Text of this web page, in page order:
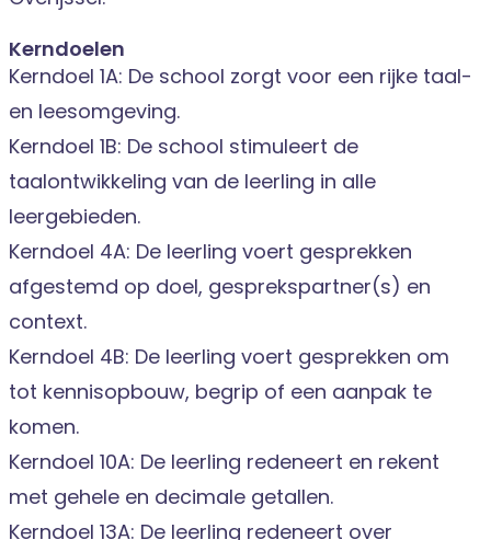
Kerndoelen
Kerndoel 1A: De school zorgt voor een rijke taal-
en leesomgeving.
Kerndoel 1B: De school stimuleert de
taalontwikkeling van de leerling in alle
leergebieden.
Kerndoel 4A: De leerling voert gesprekken
afgestemd op doel, gesprekspartner(s) en
context.
Kerndoel 4B: De leerling voert gesprekken om
tot kennisopbouw, begrip of een aanpak te
komen.
Kerndoel 10A: De leerling redeneert en rekent
met gehele en decimale getallen.
Kerndoel 13A: De leerling redeneert over